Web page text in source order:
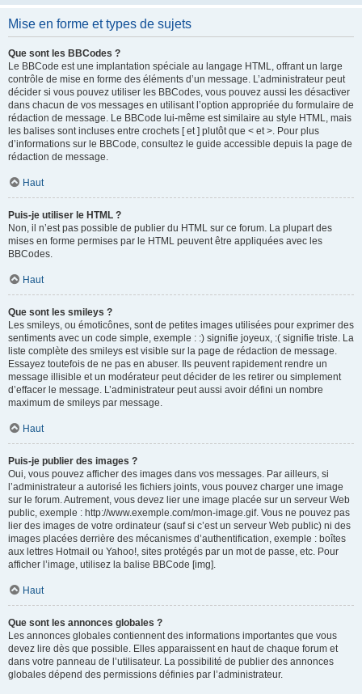
Mise en forme et types de sujets
Que sont les BBCodes ?
Le BBCode est une implantation spéciale au langage HTML, offrant un large
contrôle de mise en forme des éléments d’un message. L’administrateur peut
décider si vous pouvez utiliser les BBCodes, vous pouvez aussi les désactiver
dans chacun de vos messages en utilisant l’option appropriée du formulaire de
rédaction de message. Le BBCode lui-même est similaire au style HTML, mais
les balises sont incluses entre crochets [ et ] plutôt que < et >. Pour plus
d’informations sur le BBCode, consultez le guide accessible depuis la page de
rédaction de message.
Haut
Puis-je utiliser le HTML ?
Non, il n’est pas possible de publier du HTML sur ce forum. La plupart des
mises en forme permises par le HTML peuvent être appliquées avec les
BBCodes.
Haut
Que sont les smileys ?
Les smileys, ou émoticônes, sont de petites images utilisées pour exprimer des
sentiments avec un code simple, exemple : :) signifie joyeux, :( signifie triste. La
liste complète des smileys est visible sur la page de rédaction de message.
Essayez toutefois de ne pas en abuser. Ils peuvent rapidement rendre un
message illisible et un modérateur peut décider de les retirer ou simplement
d’effacer le message. L’administrateur peut aussi avoir défini un nombre
maximum de smileys par message.
Haut
Puis-je publier des images ?
Oui, vous pouvez afficher des images dans vos messages. Par ailleurs, si
l’administrateur a autorisé les fichiers joints, vous pouvez charger une image
sur le forum. Autrement, vous devez lier une image placée sur un serveur Web
public, exemple : http://www.exemple.com/mon-image.gif. Vous ne pouvez pas
lier des images de votre ordinateur (sauf si c’est un serveur Web public) ni des
images placées derrière des mécanismes d’authentification, exemple : boîtes
aux lettres Hotmail ou Yahoo!, sites protégés par un mot de passe, etc. Pour
afficher l’image, utilisez la balise BBCode [img].
Haut
Que sont les annonces globales ?
Les annonces globales contiennent des informations importantes que vous
devez lire dès que possible. Elles apparaissent en haut de chaque forum et
dans votre panneau de l’utilisateur. La possibilité de publier des annonces
globales dépend des permissions définies par l’administrateur.